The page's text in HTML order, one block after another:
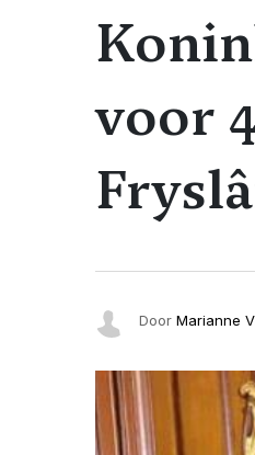
voor
Door Marianne